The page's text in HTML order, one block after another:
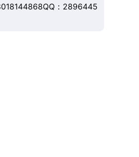
：2896445